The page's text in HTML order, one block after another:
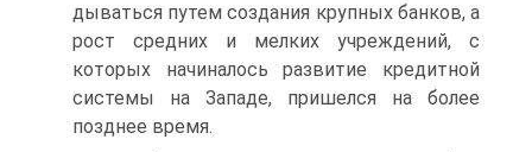
дываться путем создания крупных банков, а
рост средних и мелких учреждений, с
которых начиналось развитие кредит­ной
системы на Западе, пришелся на более
позднее время.